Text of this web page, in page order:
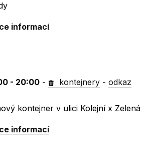
informací
- 20:00 - kontejnery -odkaz
kontejner v ulici Kolejní x Zelená
informací